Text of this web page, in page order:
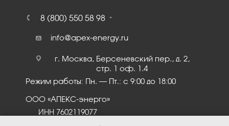
8 (800) 550 58 98
info@apex-energy.ru
г. Москва, Берсеневский пер., д. 2,
стр. 1 оф. 1.4
Режим работы: Пн. – Пт.: с 9:00 до 18:00
ООО «АПЕКС-энерго»
ИНН 7602119077